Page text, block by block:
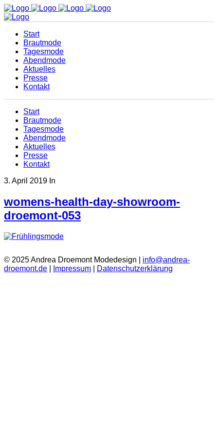
Start
Brautmode
Tagesmode
Abendmode
Aktuelles
Presse
Kontakt
Start
Brautmode
Tagesmode
Abendmode
Aktuelles
Presse
Kontakt
3. April 2019 In
womens-health-day-showroom-
droemont-053
© 2025 Andrea Droemont Modedesign | info@andrea-
droemont.de
Impressum Datenschutzerklärung